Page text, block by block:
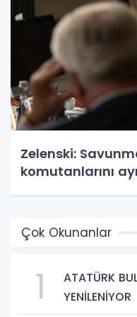
Zelenski:
komutanlarını
Çok Okunanlar
1
ATATÜRK
YENİLENİYOR